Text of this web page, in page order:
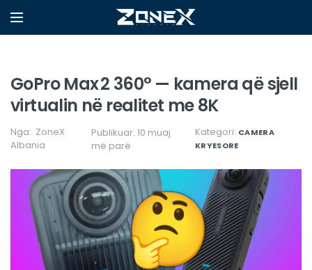
GoPro Max 2 360° — kamera që sjell
virtualin në realitet me 8K
Nga: ZoneX
Albania
Publikuar: 10 muaj
më parë
Kategori: CAMERA
KRYESORE